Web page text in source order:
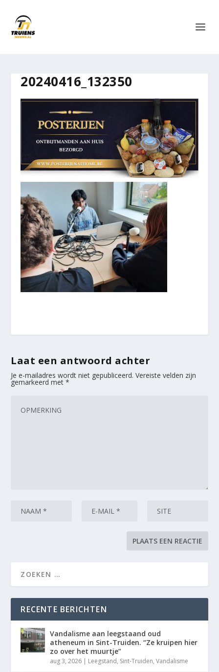
20240416_132350
Laat een antwoord achter
Je e-mailadres wordt niet gepubliceerd. Vereiste velden zijn
gemarkeerd met*
RECENTE BERICHTEN
Vandalisme aan leegstaand oud
atheneum in Sint-Truiden. “Ze kruipen hier
zo over het muurtje”
aug 3, 2026 | Leegstand, Sint-Truiden,Vandalisme